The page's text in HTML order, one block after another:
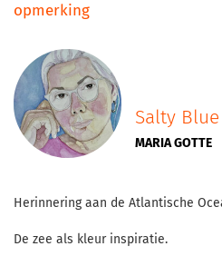
opmerking
Salty Blue
MARIA GOTTE
Herinnering aan de Atlantische
De zee als kleur inspiratie.